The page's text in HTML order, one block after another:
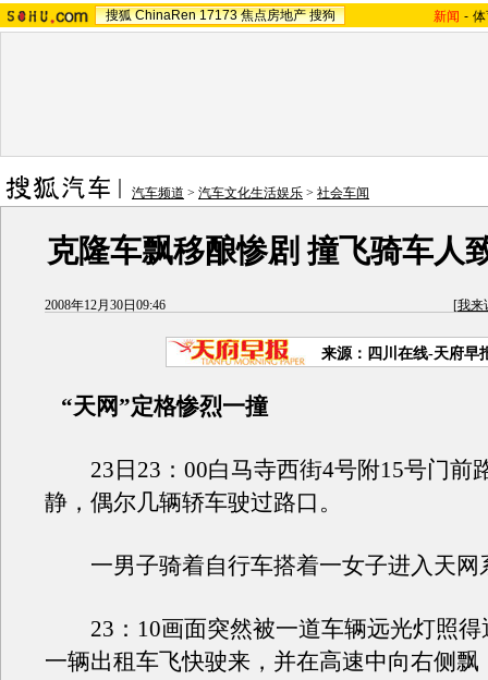
搜狐 ChinaRen 17173 焦点房地产 搜狗 新闻 -
汽车频道 > 汽车文化生活娱乐 > 社会车闻
克隆车飘移酿惨剧 撞飞骑车人
2008年12月30日09:46 [我来
来源：四川在线-天府早
“天网”定格惨烈一撞
23日23：00白马寺西街4号附15号门前
静，偶尔几辆轿车驶过路口。
一男子骑着自行车搭着一女子进入天网
23：10画面突然被一道车辆远光灯照得
一辆出租车飞快驶来，并在高速中向右侧飘